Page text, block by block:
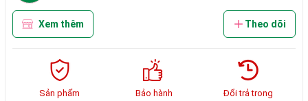
Xem thêm Theo dõi
Sản phẩm
Bảo hành
Đổi trả trong